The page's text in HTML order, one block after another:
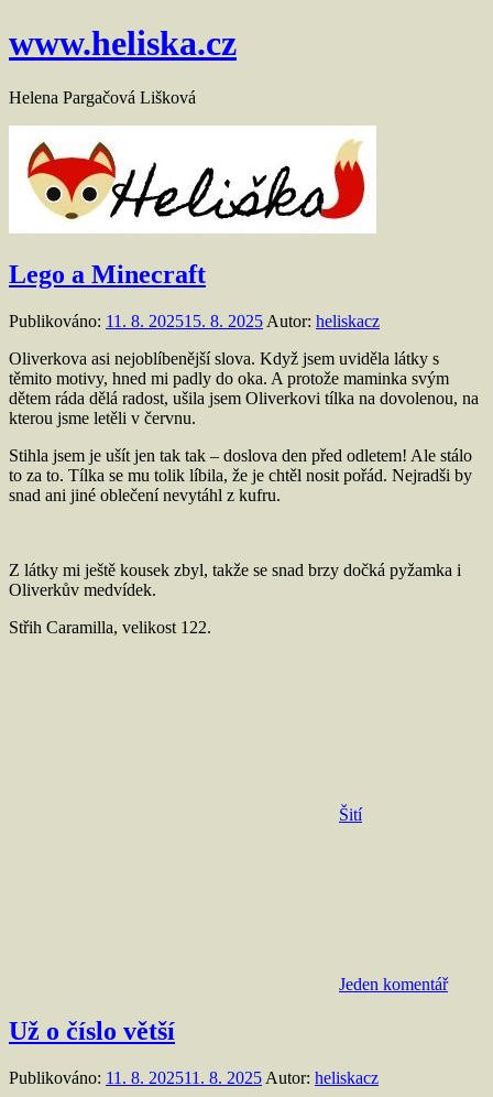
k
www.heliska.cz
Helena Pargačová Lišková
Lego a Minecraft
Publikováno: 11. 8. 202515. 8. 2025 Autor: heliskacz
Oliverkova asi nejoblíbenější slova. Když jsem uviděla látky s
těmito motivy, hned mi padly do oka. A protože maminka svým
dětem ráda dělá radost, ušila jsem Oliverkovi tílka na dovolenou, na
kterou jsme letěli v červnu.
Stihla jsem je ušít jen tak tak – doslova den před odletem! Ale stálo
to za to. Tílka se mu tolik líbila, že je chtěl nosit pořád. Nejradši by
snad ani jiné oblečení nevytáhl z kufru.
Z látky mi ještě kousek zbyl, takže se snad brzy dočká pyžamka i
Oliverkův medvídek.
Střih Caramilla, velikost 122.
Šití
Jeden komentář
Už o číslo větší
Publikováno: 11. 8. 202511. 8. 2025 Autor: heliskacz